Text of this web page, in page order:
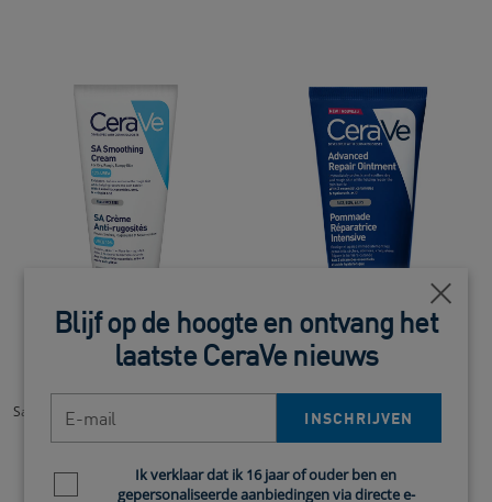
Salicylzuurcrème om de huidtextuur
te verbeteren
0.0(0)
Beschermende herstellende
verzorging voor zeer droge,
beschadigde en gebarsten huid.​
Close
Blijf op de hoogte en ontvang het
laatste CeraVe nieuws
INSCHRIJVEN
Newsletter policyIk verklaar dat ik 16 jaar of ouder ben en
gepersonaliseerde aanbiedingen via directe e-